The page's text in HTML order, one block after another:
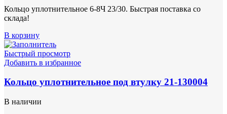
Кольцо уплотнительное 6-8Ч 23/30. Быстрая поставка со
склада!
В корзину
Быстрый просмотр
Добавить в избранное
Кольцо уплотнительное под втулку 21-130004
В наличии